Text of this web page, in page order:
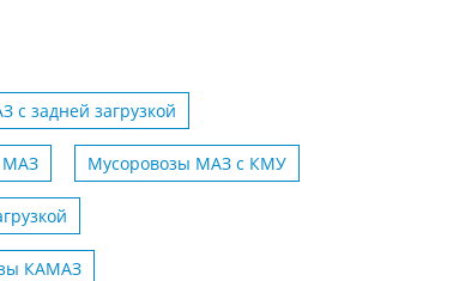
с задней загрузкой
МАЗ Мусоровозы МАЗ с КМУ
КАМАЗ